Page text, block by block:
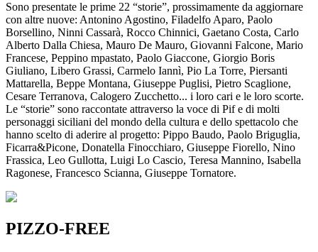
Sono presentate le prime 22 “storie”, prossimamente da aggiornare
con altre nuove: Antonino Agostino, Filadelfo Aparo, Paolo
Borsellino, Ninni Cassarà, Rocco Chinnici, Gaetano Costa, Carlo
Alberto Dalla Chiesa, Mauro De Mauro, Giovanni Falcone, Mario
Francese, Peppino mpastato, Paolo Giaccone, Giorgio Boris
Giuliano, Libero Grassi, Carmelo Iannì, Pio La Torre, Piersanti
Mattarella, Beppe Montana, Giuseppe Puglisi, Pietro Scaglione,
Cesare Terranova, Calogero Zucchetto... i loro cari e le loro scorte.
Le “storie” sono raccontate attraverso la voce di Pif e di molti
personaggi siciliani del mondo della cultura e dello spettacolo che
hanno scelto di aderire al progetto: Pippo Baudo, Paolo Briguglia,
Ficarra&Picone, Donatella Finocchiaro, Giuseppe Fiorello, Nino
Frassica, Leo Gullotta, Luigi Lo Cascio, Teresa Mannino, Isabella
Ragonese, Francesco Scianna, Giuseppe Tornatore.
PIZZO-FREE